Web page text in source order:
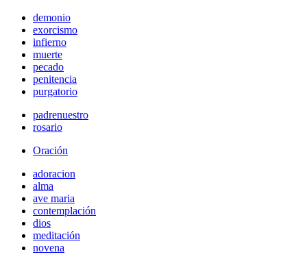
demonio
exorcismo
infierno
muerte
pecado
penitencia
purgatorio
padrenuestro
rosario
Oración
adoracion
alma
ave maria
contemplación
dios
meditación
novena